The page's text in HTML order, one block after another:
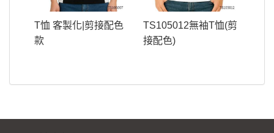
T恤 客製化|剪接配色
款
TS105012無袖T恤(剪
接配色)